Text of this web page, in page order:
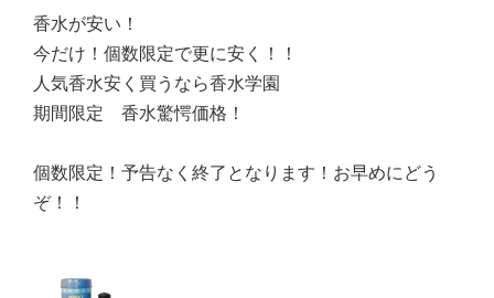
香水が安い！
今だけ！個数限定で更に安く！！
人気香水安く買うなら香水学園
期間限定 香水驚愕価格！
個数限定！予告なく終了となります！お早めにどう
ぞ！！